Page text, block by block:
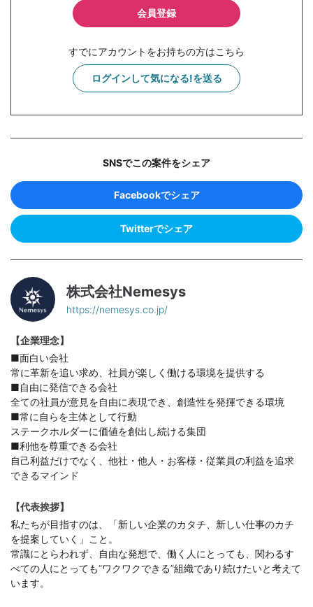
会員登録
すでにアカウントをお持ちの方はこちら
ログインして気になる!を送る
SNSでこの案件をシェア
Facebookでシェア
Twitterでシェア
株式会社Nemesys
https://nemesys.co.jp/
【企業理念】
■面白い会社
常に革新を追い求め、社員が楽しく働ける環境を提供する
■自由に発信できる会社
全ての社員が意見を自由に表現でき、創造性を発揮できる環境
■常に自らを主体として行動
ステークホルダーに価値を創出し続ける集団
■利他を尊重できる会社
自己利益だけでなく、他社・他人・お客様・従業員の利益を追求
できるマインド
【代表挨拶】
私たちが目指すのは、「新しい企業のカタチ、新しい仕事のカチ
を提案していく」こと。
常識にとらわれず、自由な発想で、働く人にとっても、関わるす
べての人にとっても“ワクワクできる”組織であり続けたいと考えて
います。